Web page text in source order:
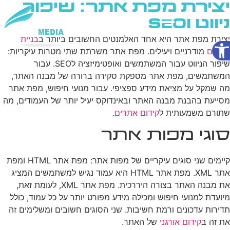
פתח סרגל נגישות
יצירת מפת אתר: שיפור
ניווט וSEO
יצירת מפת אתר היא אחד האלמנטים החשובים ביותר בבניית
אתרים מודרניים ויעילים. מפת אתר משרתת שתי מטרות עיקריות:
שיפור הניווט עבור המשתמשים ואופטימיזציה לSEO. עבור
המשתמשים, מפת אתר מספקת סקירה ברורה של מבנה האתר,
מה שמקל על מציאת מידע ספציפי. עבור מנועי חיפוש, מפת אתר
מסייעת בהבנת מבנה האתר ובאינדוקס יעיל יותר של העמודים, מה
שתורם משמעותית לקידום אתרים.
סוגי מפות אתר
קיימים שני סוגים עיקריים של מפות אתר: מפת אתר HTML ומפת
אתר XML. מפת אתר HTML היא עמוד נגיש למשתמשים המציג
את מבנה האתר בצורה היררכית. מפת אתר XML, לעומת זאת,
מיועדת למנועי חיפוש ומכילה מידע מפורט יותר על כל עמוד, כולל
תדירות עדכונים ורמת חשיבות. שני הסוגים חשובים ומשלימים זה
את זה בקידום אורגני של האתר.